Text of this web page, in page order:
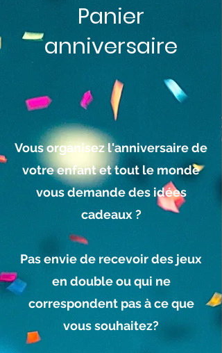
Panier
anniversaire
Vous organisez l'anniversaire de
votre enfant ettout le monde
vous demande des idées
cadeaux ?
Pas envie de recevoir des jeux
en double ou qui ne
correspondent pas à ce que
vous souhaitez?